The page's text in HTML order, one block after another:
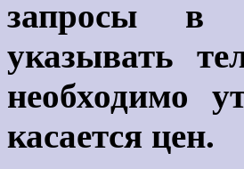
запросы в
указывать
необходимо
касается цен.